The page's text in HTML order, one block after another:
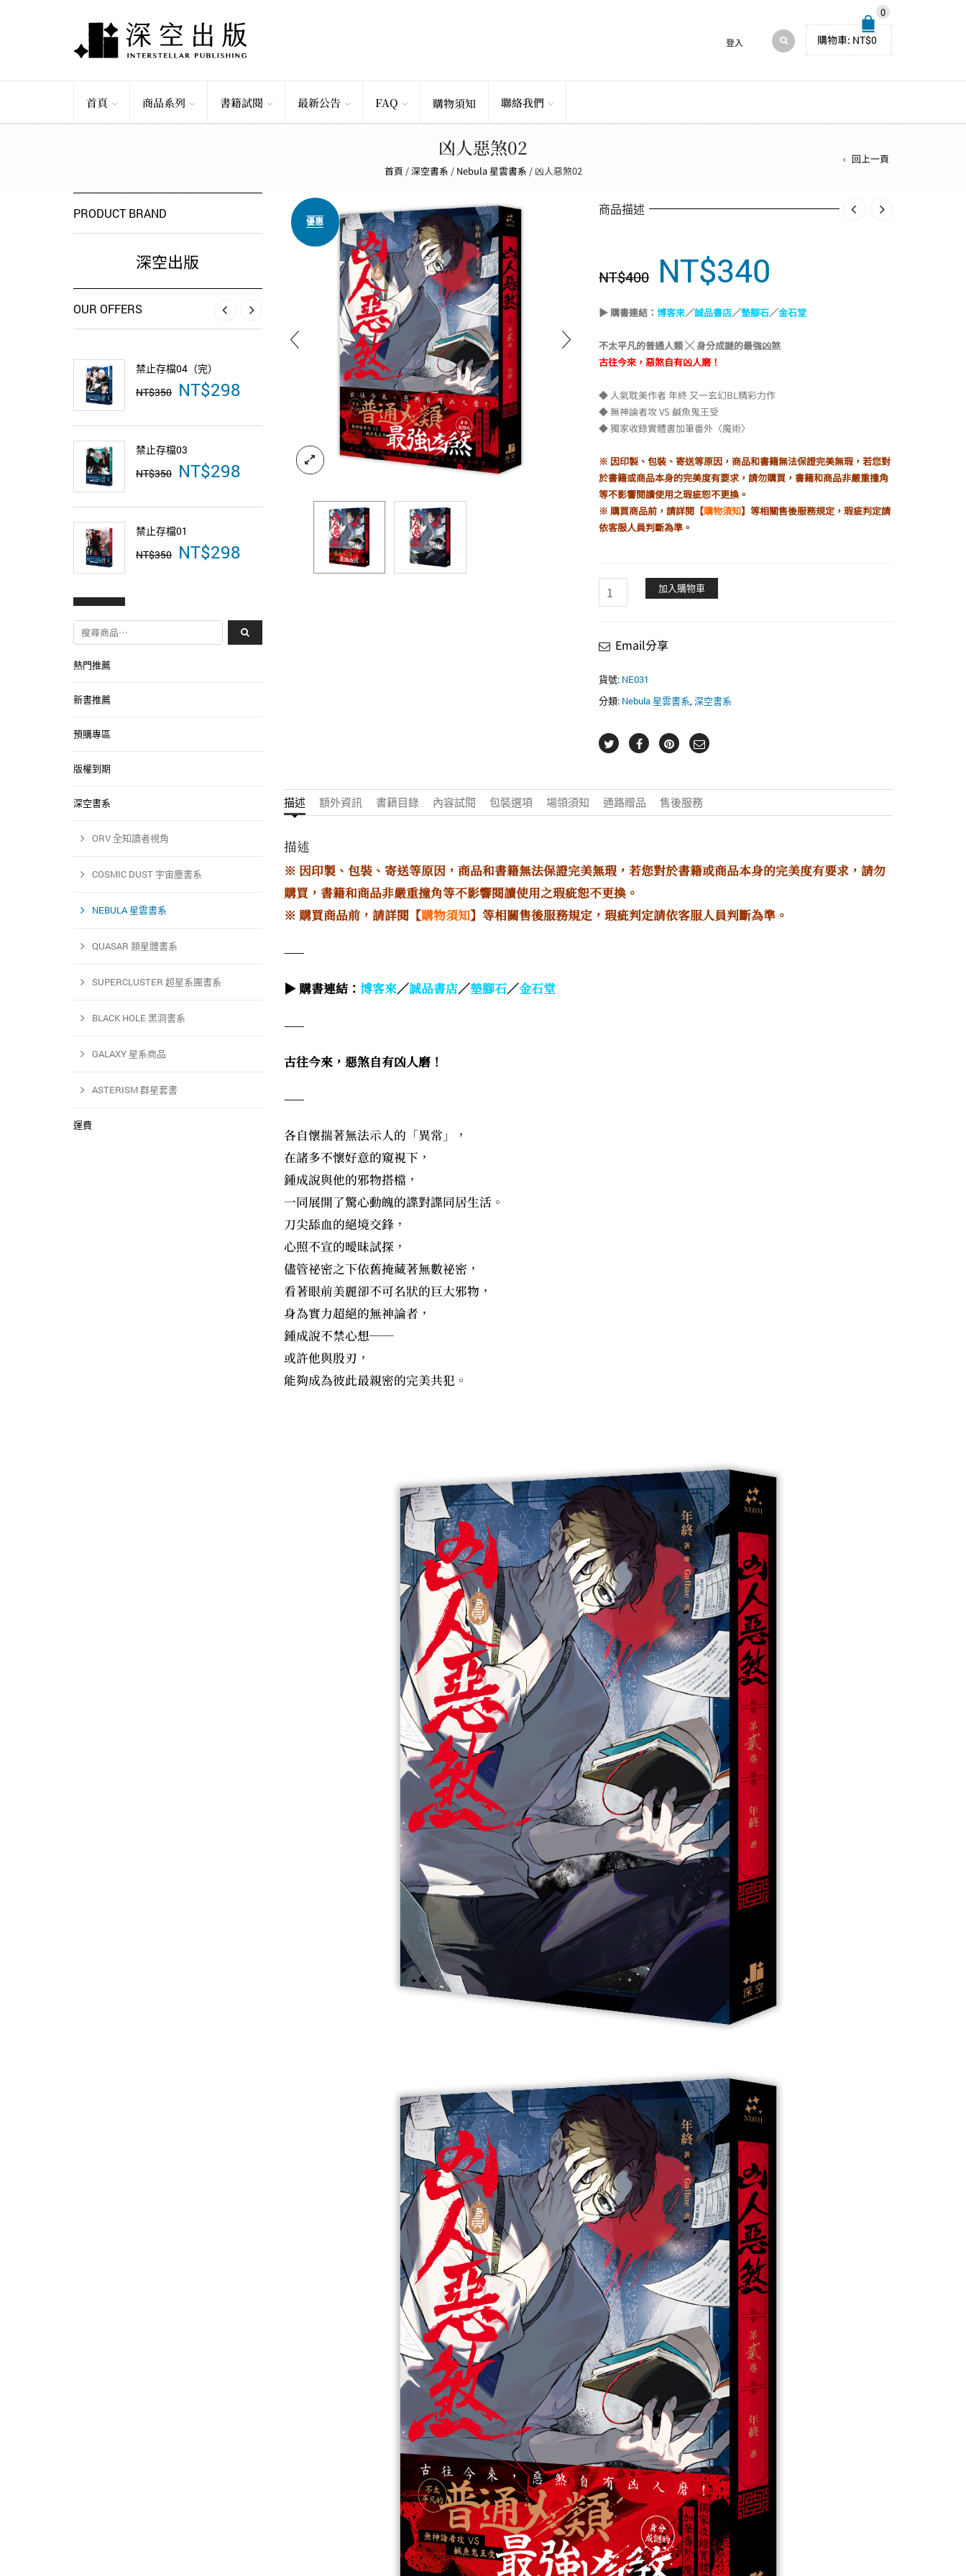
0
購物車: NT$0
登入
首頁 商品系列 書籍試閱 最新公告 FAQ 購物須知 聯絡我們
凶人惡煞02
首頁 /深空書系 / Nebula 星雲書系 / 凶人惡煞02
回上一頁
優惠
商品描述
NT$400 原
始
價
NT$400。
NT$340
價
NT$340。
▶ 購書連結：博客來／誠品書店／墊腳石／金石堂
不太平凡的普通人類 ╳ 身分成謎的最強凶煞
古往今來，惡煞自有凶人磨！
◆ 人氣耽美作者 年終 又一玄幻BL精彩力作
◆ 無神論者攻 VS 鹹魚鬼王受
◆ 獨家收錄實體書加筆番外〈魔術〉
※ 因印製、包裝、寄送等原因，商品和書籍無法保證完美無瑕，若您對
於書籍或商品本身的完美度有要求，請勿購買，書籍和商品非嚴重撞角
等不影響閱讀使用之瑕疵恕不更換。
※ 購買商品前，請詳閱【購物須知】等相關售後服務規定，瑕疵判定請
依客服人員判斷為準。
人
02
量
加入購物車
Email分享
貨號: NE031
分類: Nebula 星雲書系,深空書系
描述 額外資訊 書籍目錄 內容試閱 包裝選項 場領須知 通路贈品 售後服務
描述
※ 因印製、包裝、寄送等原因，商品和書籍無法保證完美無瑕，若您對於書籍或商品本身的完美度有要求，請勿
購買，書籍和商品非嚴重撞角等不影響閱讀使用之瑕疵恕不更換。
※ 購買商品前，請詳閱【購物須知】等相關售後服務規定，瑕疵判定請依客服人員判斷為準。
——
▶ 購書連結： 博客來／誠品書店／墊腳石／金石堂
——
古往今來，惡煞自有凶人磨！
——
各自懷揣著無法示人的「異常」，
在諸多不懷好意的窺視下，
鍾成說與他的邪物搭檔，
一同展開了驚心動魄的諜對諜同居生活。
刀尖舔血的絕境交鋒，
心照不宣的曖昧試探，
儘管祕密之下依舊掩藏著無數祕密，
看著眼前美麗卻不可名狀的巨大邪物，
身為實力超絕的無神論者，
鍾成說不禁心想──
或許他與殷刃，
能夠成為彼此最親密的完美共犯。
PRODUCT BRAND
深空出版
OUR OFFERS
禁止存檔04（完）
NT$350 原
始
NT$350。
NT$298
NT$298。
禁止存檔03
NT$350 原
始
NT$350。
NT$298
NT$298。
禁止存檔01
NT$350 原
始
NT$298
格：
NT$350。
NT$298目
前
價
格：
NT$298。
‹ ›
搜尋關鍵字:
熱門推薦
新書推薦
預購專區
版權到期
深空書系
ORV 全知讀者視角
COSMIC DUST 宇宙塵書系
NEBULA 星雲書系
QUASAR 類星體書系
SUPERCLUSTER 超星系團書系
BLACK HOLE 黑洞書系
GALAXY 星系商品
ASTERISM 群星套書
運費